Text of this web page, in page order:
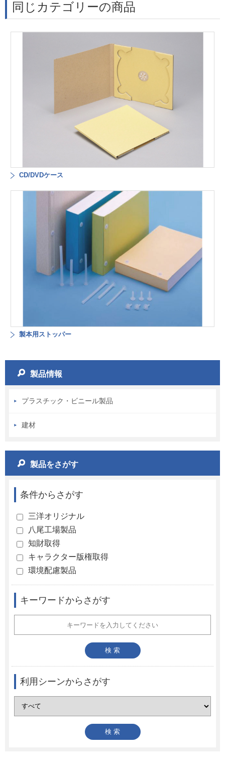
同じカテゴリーの商品
CD/DVDケース
製本用ストッパー
製品情報
プラスチック・ビニール製品
建材
製品をさがす
条件からさがす
三洋オリジナル
八尾工場製品
知財取得
キャラクター版権取得
環境配慮製品
キーワードからさがす
利用シーンからさがす